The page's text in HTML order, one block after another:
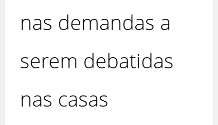
nas demandas a
serem debatidas
nas casas